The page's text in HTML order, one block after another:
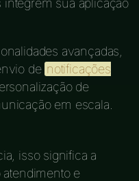
avançadas,
de notificações
de
em escala.
isso significa a
atendimento e